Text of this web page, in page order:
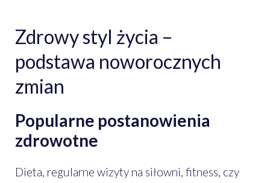
Zdrowy styl życia –
podstawa noworocznych
zmian
Popularne postanowienia
zdrowotne
Dieta, regularne wizyty na siłowni, fitness, czy